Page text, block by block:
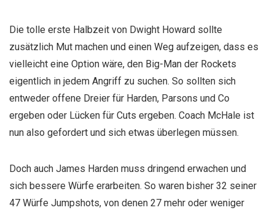
Die tolle erste Halbzeit von Dwight Howard sollte
zusätzlich Mut machen und einen Weg aufzeigen, dass es
vielleicht eine Option wäre, den Big-Man der Rockets
eigentlich in jedem Angriff zu suchen. So sollten sich
entweder offene Dreier für Harden, Parsons und Co
ergeben oder Lücken für Cuts ergeben. Coach McHale ist
nun also gefordert und sich etwas überlegen müssen.
Doch auch James Harden muss dringend erwachen und
sich bessere Würfe erarbeiten. So waren bisher 32 seiner
47 Würfe Jumpshots, von denen 27 mehr oder weniger